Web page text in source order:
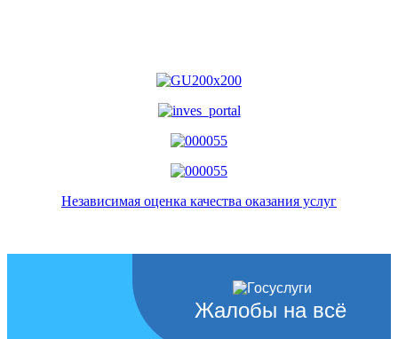
Независимая оценка качества оказания услуг
Жалобы на всё